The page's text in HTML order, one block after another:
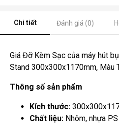
Chi tiết Đánh giá (0)
Giá Đỡ Kèm Sạc của máy hút
Stand 300x300x1170mm, Màu
Thông số sản phẩm
Kích thước:
Chất liệu: Nhôm, nhựa PS